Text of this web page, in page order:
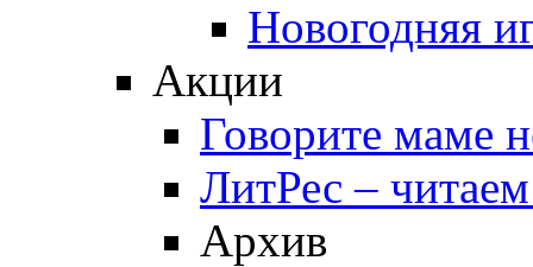
Новогодняя
Акции
Говорите маме
ЛитРес –
Архив